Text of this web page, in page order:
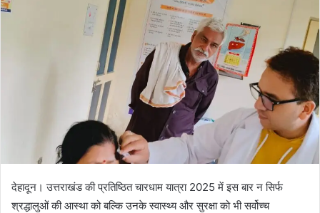
l
देहादून। उत्तराखंड की प्रतिष्ठित चारधाम यात्रा 2025 में इस बार न सिर्फ
श्रद्धालुओं की आस्था को बल्कि उनके स्वास्थ्य और सुरक्षा को भी सर्वोच्च